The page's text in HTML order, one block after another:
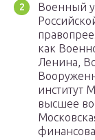
Военный
как
Ленина,
институт
высшее